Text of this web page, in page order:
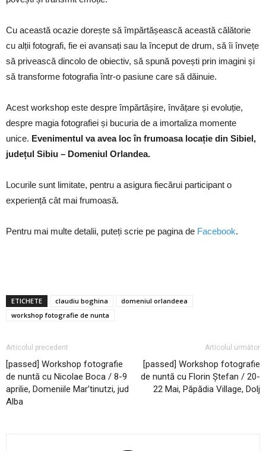
Cu această ocazie dorește să împărtășească această călătorie
cu alții fotografi, fie ei avansați sau la început de drum, să îi învețe
să privească dincolo de obiectiv, să spună povești prin imagini și
să transforme fotografia într-o pasiune care să dăinuie.
Acest workshop este despre împărtășire, învățare și evoluție,
despre magia fotografiei și bucuria de a imortaliza momente
unice. Evenimentul va avea loc în frumoasa locație din Sibiel,
județul Sibiu – Domeniul Orlandea.
Locurile sunt limitate, pentru a asigura fiecărui participant o
experiență cât mai frumoasă.
Pentru mai multe detalii, puteți scrie pe pagina de Facebook.
ETICHETE claudiu boghina
domeniul orlandeea
workshop fotografie de nunta
Articolul precedent
[passed] Workshop fotografie
de nuntă cu Nicolae Boca / 8-9
aprilie, Domeniile Mar’tinutzi, jud
Alba
Articolul următor
[passed] Workshop fotografie
de nuntă cu Florin Ștefan / 20-
22 Mai, Păpădia Village, Dolj